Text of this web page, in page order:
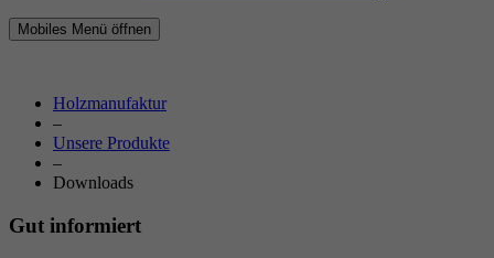
Mobiles Menü öffnen
Holzmanufaktur
–
Unsere Produkte
–
Downloads
Gut informiert